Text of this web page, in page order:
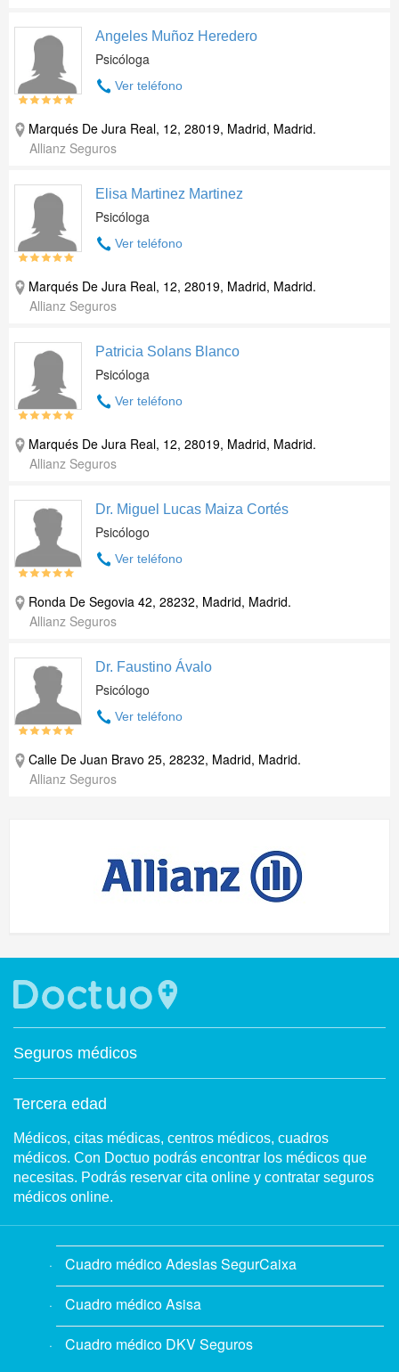
Angeles Muñoz Heredero
Psicóloga
Ver teléfono
Marqués De Jura Real, 12, 28019, Madrid, Madrid.
Allianz Seguros
Elisa Martinez Martinez
Psicóloga
Ver teléfono
Marqués De Jura Real, 12, 28019, Madrid, Madrid.
Allianz Seguros
Patricia Solans Blanco
Psicóloga
Ver teléfono
Marqués De Jura Real, 12, 28019, Madrid, Madrid.
Allianz Seguros
Dr. Miguel Lucas Maiza Cortés
Psicólogo
Ver teléfono
Ronda De Segovia 42, 28232, Madrid, Madrid.
Allianz Seguros
Dr. Faustino Ávalo
Psicólogo
Ver teléfono
Calle De Juan Bravo 25, 28232, Madrid, Madrid.
Allianz Seguros
Seguros médicos
Tercera edad
Médicos, citas médicas, centros médicos, cuadros
médicos. Con Doctuo podrás encontrar los médicos que
necesitas. Podrás reservar cita online y contratar seguros
médicos online.
Cuadro médico Adeslas SegurCaixa
Cuadro médico Asisa
Cuadro médico DKV Seguros